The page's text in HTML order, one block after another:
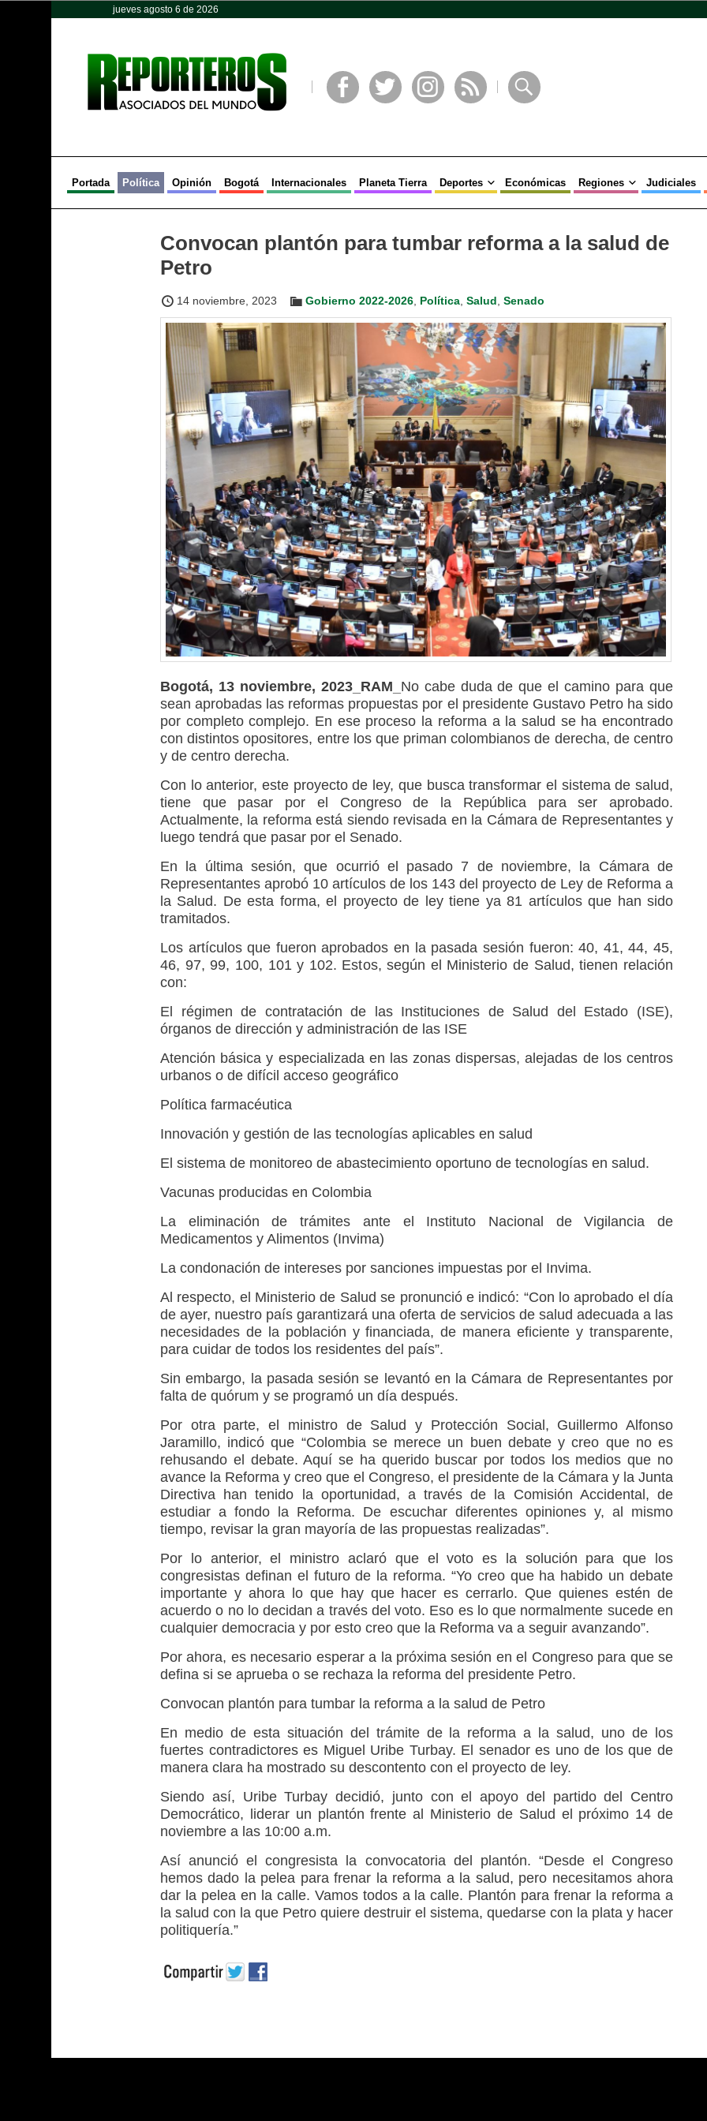
jueves agosto 6 de 2026
Portada Política Opinión Bogotá Internacionales Planeta Tierra Deportes Económicas Regiones Judiciales
Convocan plantón para tumbar reforma a la salud de
Petro
14 noviembre, 2023 Gobierno 2022-2026 Política Salud Senado
Bogotá, 13 noviembre, 2023_RAM_ No cabe duda de que el camino para que
sean aprobadas las reformas propuestas por el presidente Gustavo Petro ha sido
por completo complejo. En ese proceso la reforma a la salud se ha encontrado
con distintos opositores, entre los que priman colombianos de derecha, de centro
y de centro derecha.
Con lo anterior, este proyecto de ley, que busca transformar el sistema de salud,
tiene que pasar por el Congreso de la República para ser aprobado.
Actualmente, la reforma está siendo revisada en la Cámara de Representantes y
luego tendrá que pasar por el Senado.
En la última sesión, que ocurrió el pasado 7 de noviembre, la Cámara de
Representantes aprobó 10 artículos de los 143 del proyecto de Ley de Reforma a
la Salud. De esta forma, el proyecto de ley tiene ya 81 artículos que han sido
tramitados.
Los artículos que fueron aprobados en la pasada sesión fueron: 40, 41, 44, 45,
46, 97, 99, 100, 101 y 102. Estos, según el Ministerio de Salud, tienen relación
con:
El régimen de contratación de las Instituciones de Salud del Estado (ISE),
órganos de dirección y administración de las ISE
Atención básica y especializada en las zonas dispersas, alejadas de los centros
urbanos o de difícil acceso geográfico
Política farmacéutica
Innovación y gestión de las tecnologías aplicables en salud
El sistema de monitoreo de abastecimiento oportuno de tecnologías en salud.
Vacunas producidas en Colombia
La eliminación de trámites ante el Instituto Nacional de Vigilancia de
Medicamentos y Alimentos (Invima)
La condonación de intereses por sanciones impuestas por el Invima.
Al respecto, el Ministerio de Salud se pronunció e indicó: “Con lo aprobado el día
de ayer, nuestro país garantizará una oferta de servicios de salud adecuada a las
necesidades de la población y financiada, de manera eficiente y transparente,
para cuidar de todos los residentes del país”.
Sin embargo, la pasada sesión se levantó en la Cámara de Representantes por
falta de quórum y se programó un día después.
Por otra parte, el ministro de Salud y Protección Social, Guillermo Alfonso
Jaramillo, indicó que “Colombia se merece un buen debate y creo que no es
rehusando el debate. Aquí se ha querido buscar por todos los medios que no
avance la Reforma y creo que el Congreso, el presidente de la Cámara y la Junta
Directiva han tenido la oportunidad, a través de la Comisión Accidental, de
estudiar a fondo la Reforma. De escuchar diferentes opiniones y, al mismo
tiempo, revisar la gran mayoría de las propuestas realizadas”.
Por lo anterior, el ministro aclaró que el voto es la solución para que los
congresistas definan el futuro de la reforma. “Yo creo que ha habido un debate
importante y ahora lo que hay que hacer es cerrarlo. Que quienes estén de
acuerdo o no lo decidan a través del voto. Eso es lo que normalmente sucede en
cualquier democracia y por esto creo que la Reforma va a seguir avanzando”.
Por ahora, es necesario esperar a la próxima sesión en el Congreso para que se
defina si se aprueba o se rechaza la reforma del presidente Petro.
Convocan plantón para tumbar la reforma a la salud de Petro
En medio de esta situación del trámite de la reforma a la salud, uno de los
fuertes contradictores es Miguel Uribe Turbay. El senador es uno de los que de
manera clara ha mostrado su descontento con el proyecto de ley.
Siendo así, Uribe Turbay decidió, junto con el apoyo del partido del Centro
Democrático, liderar un plantón frente al Ministerio de Salud el próximo 14 de
noviembre a las 10:00 a.m.
Así anunció el congresista la convocatoria del plantón. “Desde el Congreso
hemos dado la pelea para frenar la reforma a la salud, pero necesitamos ahora
dar la pelea en la calle. Vamos todos a la calle. Plantón para frenar la reforma a
la salud con la que Petro quiere destruir el sistema, quedarse con la plata y hacer
politiquería.”
Opinión Política